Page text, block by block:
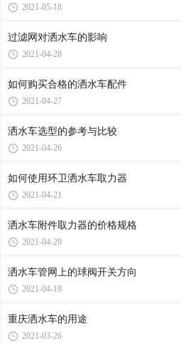
2021-05-18
过滤网对洒水车的影响
2021-04-28
如何购买合格的洒水车配件
2021-04-27
洒水车选型的参考与比较
2021-04-26
如何使用环卫洒水车取力器
2021-04-21
洒水车附件取力器的价格规格
2021-04-20
洒水车管网上的球阀开关方向
2021-04-19
重庆洒水车的用途
2021-03-26